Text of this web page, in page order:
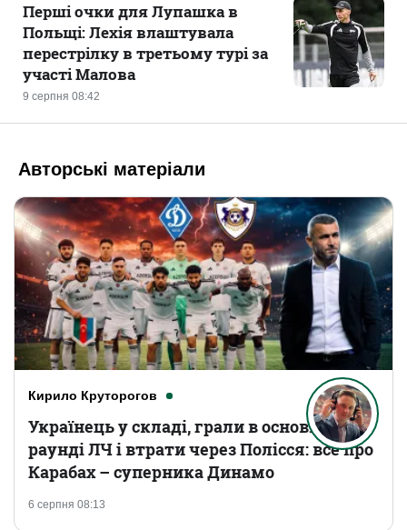
9 серпня 08:42
Перші очки для Лупашка в
Польщі: Лехія влаштувала
перестрілку в третьому турі за
участі Малова
Авторські матеріали
Кирило Круторогов
6 серпня 08:13
Українець у складі, грали в основному
раунді ЛЧ і втрати через Полісся: все про
Карабах – суперника Динамо